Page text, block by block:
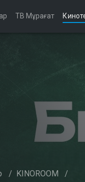
ТВ Мұрағат
/ KINOROOM /